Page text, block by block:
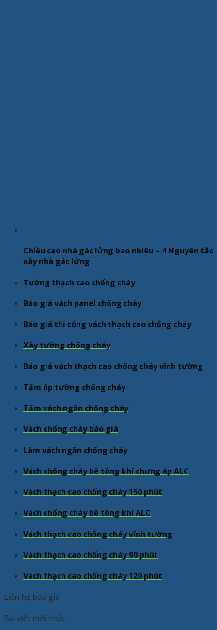
Chiều cao nhà gác lửng bao nhiêu – 4 Nguyên tắc
xây nhà gác lửng
Tường thạch cao chống cháy
Báo giá vách panel chống cháy
Báo giá thi công vách thạch cao chống cháy
Xây tường chống cháy
Báo giá vách thạch cao chống cháy vĩnh tường
Tấm ốp tường chống cháy
Tấm vách ngăn chống cháy
Vách chống cháy báo giá
Làm vách ngăn chống cháy
Vách chống cháy bê tông khí chưng áp ALC
Vách thạch cao chống cháy 150 phút
Vách chống cháy bê tông khí ALC
Vách thạch cao chống cháy vĩnh tường
Vách thạch cao chống cháy 90 phút
Vách thạch cao chống cháy 120 phút
Liên hệ báo giá
Bài viết mới nhất